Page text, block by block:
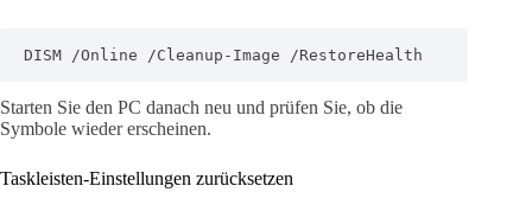
DISM /Online /Cleanup-Image /RestoreHealth
Starten Sie den PC danach neu und prüfen Sie, ob die
Symbole wieder erscheinen.
Taskleisten-Einstellungen zurücksetzen